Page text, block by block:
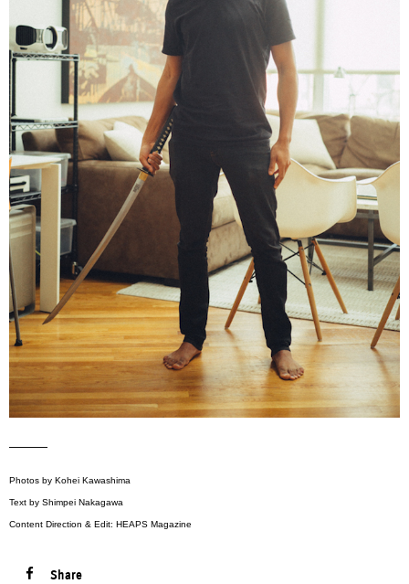
———
Photos by Kohei Kawashima
Text by Shimpei Nakagawa
Content Direction & Edit: HEAPS Magazine
Share